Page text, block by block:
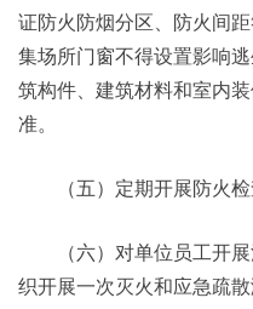
证防火防烟分区、防火间
集场所门窗不得设置影响
筑构件、建筑材料和室内
准。
（五）定期开展防火检
（六）对单位员工开展
织开展一次灭火和应急疏